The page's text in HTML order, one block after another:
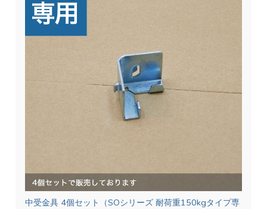
中受金具 4個セット（SOシリーズ 耐荷重150kgタイプ専